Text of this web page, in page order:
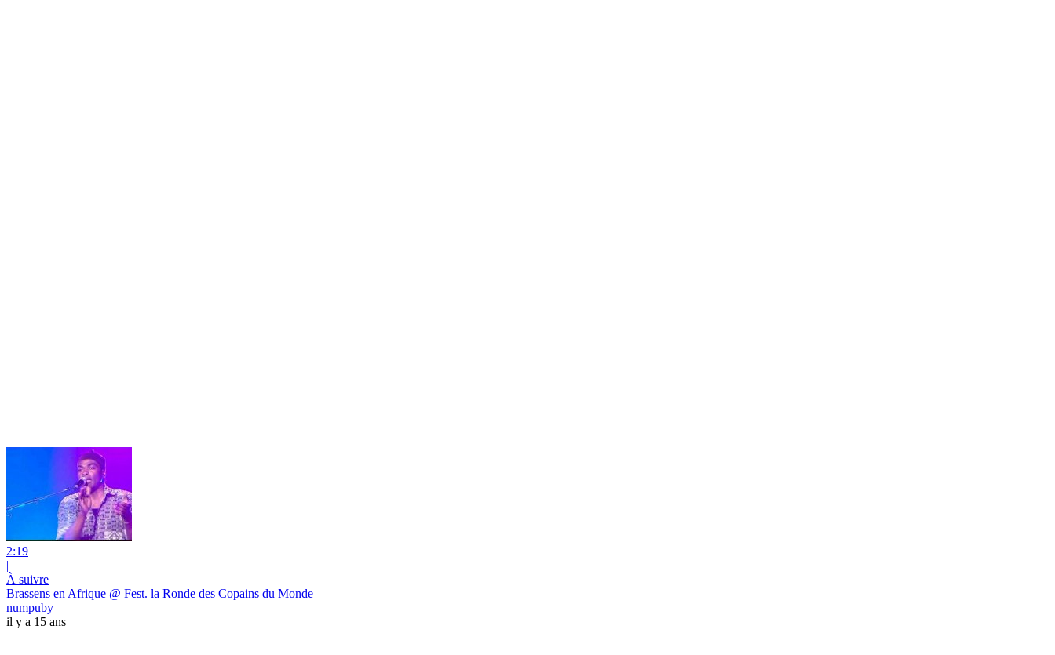
2:19
|
À suivre
Brassens en Afrique @ Fest. la Ronde des Copains du Monde
numpuby
il y a 15 ans